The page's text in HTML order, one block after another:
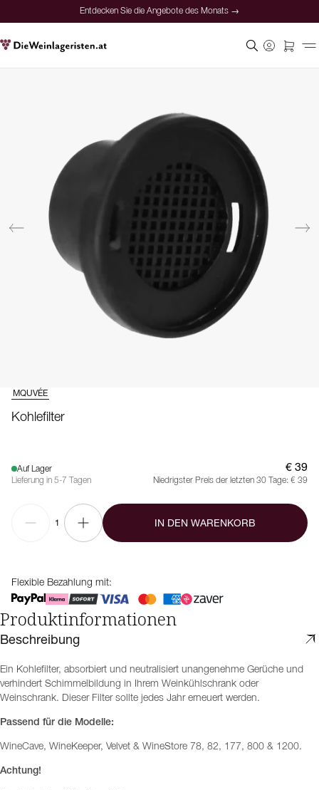
Entdecken Sie die Angebote des Monats →
MQUVÉE
Kohlefilter
Auf Lager
Lieferung in 5-7 Tagen
€ 39
Niedrigster Preis der letzten 30 Tage: € 39
1 IN DEN WARENKORB
Flexible Bezahlung mit:
Produktinformationen
Beschreibung
Ein Kohlefilter, absorbiert und neutralisiert unangenehme Gerüche und
verhindert Schimmelbildung in Ihrem Weinkühlschrank oder
Weinschrank. Dieser Filter sollte jedes Jahr erneuert werden.
Passend für die Modelle:
WineCave, WineKeeper, Velvet & WineStore 78, 82, 177, 800 & 1200.
Achtung!